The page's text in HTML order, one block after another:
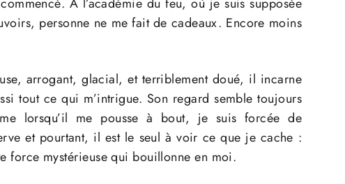
À l’académie du feu, où je suis supposée
personne ne me fait de cadeaux. Encore moins
arrogant, glacial, et terriblement doué, il incarne
tout ce qui m’intrigue. Son regard semble toujours
lorsqu’il me pousse à bout, je suis forcée de
et pourtant, il est le seul à voir ce que je cache :
force mystérieuse qui bouillonne en moi.